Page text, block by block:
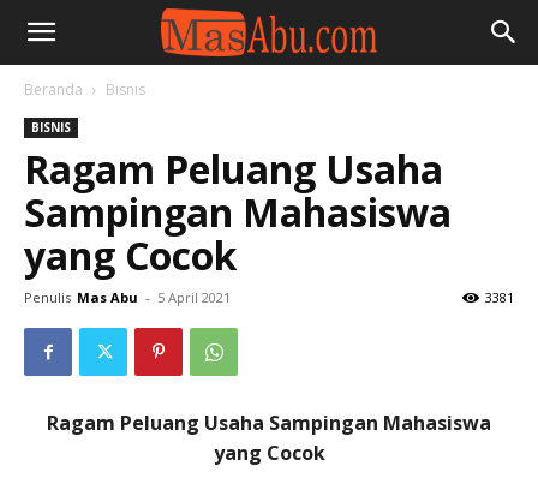
Beranda Bisnis
BISNIS
Ragam Peluang Usaha
Sampingan Mahasiswa
yang Cocok
Penulis Mas Abu - 5 April 2021 3381
Ragam Peluang Usaha Sampingan Mahasiswa
yang Cocok